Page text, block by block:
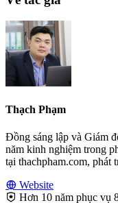
Thạch Phạm
Đồng sáng lập và Giám
năm kinh nghiệm trong
tại thachpham.com, phát
Website
Hơn 10 năm phục vụ